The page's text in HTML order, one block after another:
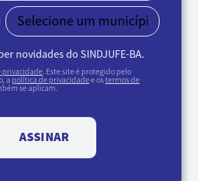
novidades do SINDJUFE-BA.
privacidade. Este site é protegido pelo
a política de privacidadee ostermos de
se aplicam.
ASSINAR